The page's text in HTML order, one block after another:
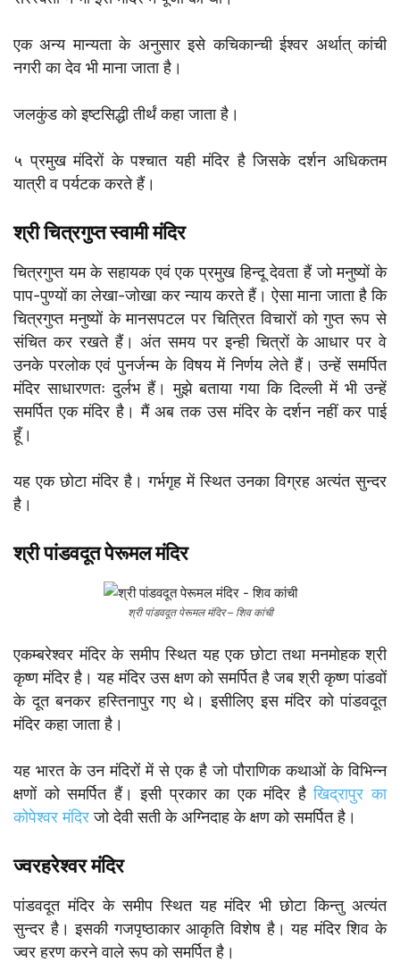
एक अन्य मान्यता के अनुसार इसे कचिकान्ची ईश्वर अर्थात् कांची
नगरी का देव भी माना जाता है।
जलकुंड को इष्टसिद्धी तीर्थं कहा जाता है।
५ प्रमुख मंदिरों के पश्चात यही मंदिर है जिसके दर्शन अधिकतम
यात्री व पर्यटक करते हैं।
श्री चित्रगुप्त स्वामी मंदिर
चित्रगुप्त यम के सहायक एवं एक प्रमुख हिन्दू देवता हैं जो मनुष्यों के
पाप-पुण्यों का लेखा-जोखा कर न्याय करते हैं। ऐसा माना जाता है कि
चित्रगुप्त मनुष्यों के मानसपटल पर चित्रित विचारों को गुप्त रूप से
संचित कर रखते हैं। अंत समय पर इन्ही चित्रों के आधार पर वे
उनके परलोक एवं पुनर्जन्म के विषय में निर्णय लेते हैं। उन्हें समर्पित
मंदिर साधारणतः दुर्लभ हैं। मुझे बताया गया कि दिल्ली में भी उन्हें
समर्पित एक मंदिर है। मैं अब तक उस मंदिर के दर्शन नहीं कर पाई
हूँ।
यह एक छोटा मंदिर है। गर्भगृह में स्थित उनका विग्रह अत्यंत सुन्दर
है।
श्री पांडवदूत पेरूमल मंदिर
श्री पांडवदूत पेरूमल मंदिर – शिव कांची
एकम्बरेश्वर मंदिर के समीप स्थित यह एक छोटा तथा मनमोहक श्री
कृष्ण मंदिर है। यह मंदिर उस क्षण को समर्पित है जब श्री कृष्ण पांडवों
के दूत बनकर हस्तिनापुर गए थे। इसीलिए इस मंदिर को पांडवदूत
मंदिर कहा जाता है।
यह भारत के उन मंदिरों में से एक है जो पौराणिक कथाओं के विभिन्न
क्षणों को समर्पित हैं। इसी प्रकार का एक मंदिर हैखिद्रापुर का
कोपेश्वर मंदिरजो देवी सती के अग्निदाह के क्षण को समर्पित है।
ज्वरहरेश्वर मंदिर
पांडवदूत मंदिर के समीप स्थित यह मंदिर भी छोटा किन्तु अत्यंत
सुन्दर है। इसकी गजपृष्ठाकार आकृति विशेष है। यह मंदिर शिव के
ज्वर हरण करने वाले रूप को समर्पित है।